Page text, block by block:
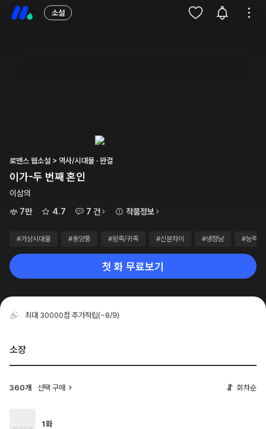
소설
로맨스 웹소설 > 역사/시대물 · 완결
이가-두 번째 혼인
이삼의
7만
4.7 7 건 작품정보
#가상시대물 #동양풍 #왕족/귀족 #신분차이 #냉정남 #능력남
첫 화 무료보기
최대 30000점 추가적립(~8/9)
소장
360개 선택 구매 회차순
1화